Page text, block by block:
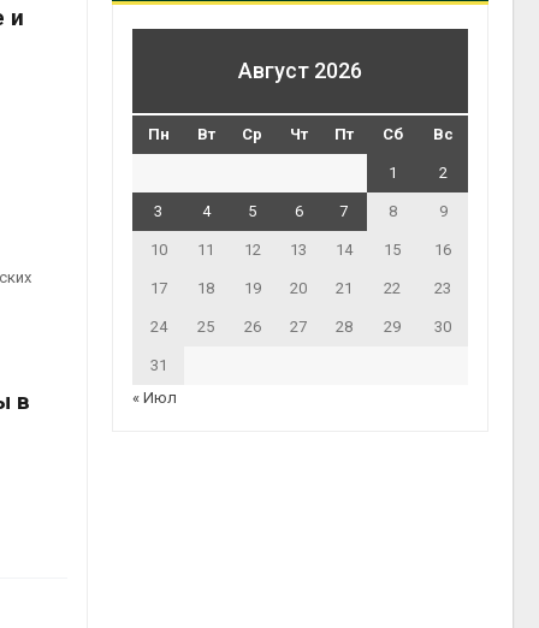
и
в
Август 2026
Пн Вт Ср Чт Пт Сб Вс
1 2
3 4 5 6 7 8 9
10 11 12 13 14 15 16
17 18 19 20 21 22 23
24 25 26 27 28 29 30
31
« Июл